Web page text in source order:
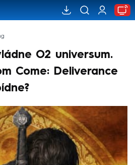
O2 universum.
Come: Deliverance